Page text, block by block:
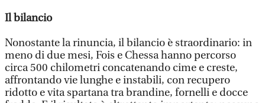
Il bilancio
Nonostante la rinuncia, il bilancio è straordinario: in
meno di due mesi, Fois e Chessa hanno percorso
circa 500 chilometri concatenando cime e creste,
affrontando vie lunghe e instabili, con recupero
ridotto e vita spartana tra brandine, fornelli e docce